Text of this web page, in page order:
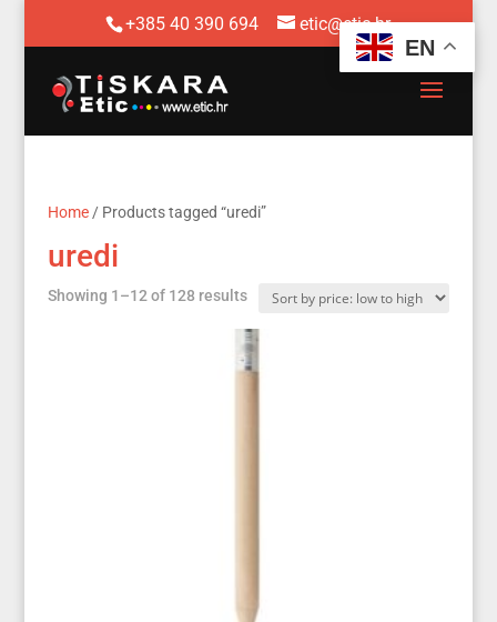
+385 40 390 694 etic@etic.hr
Home/ Products tagged “uredi”
uredi
Showing 1–12 of 128 resultsSorted
price:
low
EN